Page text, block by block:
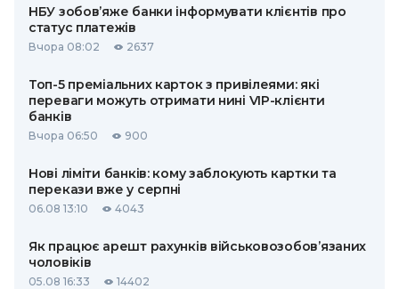
НБУ зобов’яже банки інформувати клієнтів про
статус платежів
Вчора 08:02 2637
Топ-5 преміальних карток з привілеями: які
переваги можуть отримати нині VIP-клієнти
банків
Вчора 06:50 900
Нові ліміти банків: кому заблокують картки та
перекази вже у серпні
06.08 13:10 4043
Як працює арешт рахунків військовозобов’язаних
чоловіків
05.08 16:33 14402